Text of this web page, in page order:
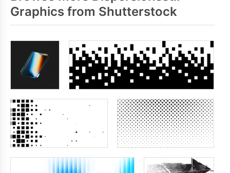
Graphics from Shutterstock